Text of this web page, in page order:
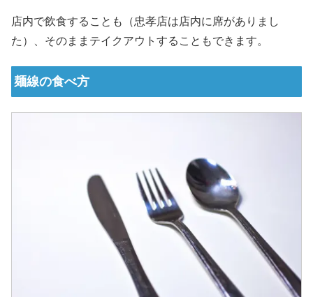
店内で飲食することも（忠孝店は店内に席がありまし
た）、そのままテイクアウトすることもできます。
麺線の食べ方